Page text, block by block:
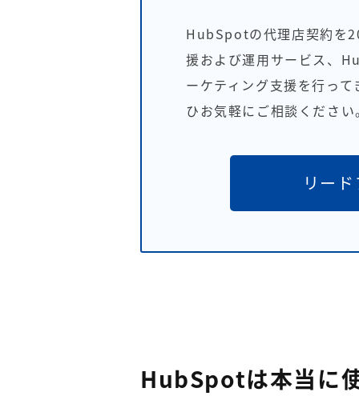
HubSpotの代理店契約を
援および運用サービス、
ーケティング支援を行っ
ひお気軽にご相談ください
リー
HubSpotは本当に